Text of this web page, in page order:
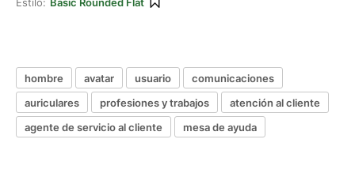
hombre avatar usuario
comunicaciones
auriculares
profesiones y trabajos
atención al cliente
agente de servicio al cliente
mesa de ayuda